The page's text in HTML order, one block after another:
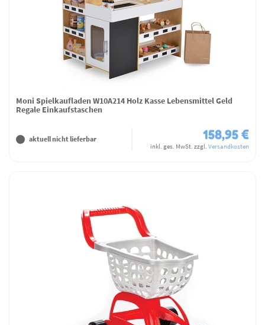
Moni Spielkaufladen W10A214 Holz Kasse Lebensmittel Geld
Regale Einkaufstaschen
aktuell nicht lieferbar 158,95 €
inkl. ges. MwSt. zzgl. Versandkosten